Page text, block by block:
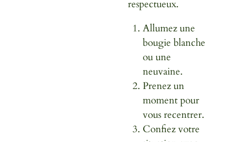
respectueux.
Allumez une
bougie blanche
ou une
neuvaine.
Prenez un
moment pour
vous recentrer.
Confiez votre